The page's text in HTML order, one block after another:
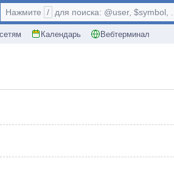
Календарь Вебтерминал
Нажмите / для поиска: @user, $symbol, ...